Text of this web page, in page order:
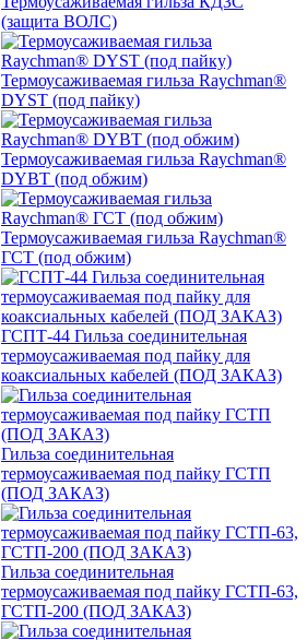
(защита ВОЛС)
Термоусаживаемая гильза Raychman®
DYST (под пайку)
Термоусаживаемая гильза Raychman®
DYBT (под обжим)
Термоусаживаемая гильза Raychman®
ГСТ (под обжим)
ГСПТ-44 Гильза соединительная
термоусаживаемая под пайку для
коаксиальных кабелей (ПОД ЗАКАЗ)
Гильза соединительная
термоусаживаемая под пайку ГСТП
(ПОД ЗАКАЗ)
Гильза соединительная
термоусаживаемая под пайку ГСТП-63,
ГСТП-200 (ПОД ЗАКАЗ)